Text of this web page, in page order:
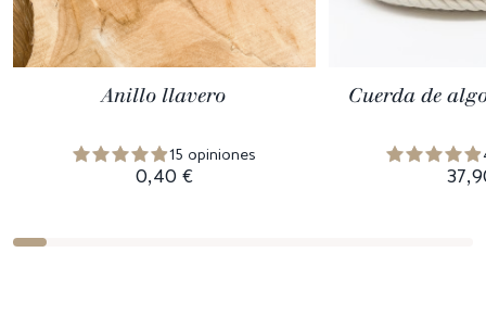
Anillo llavero
15 opiniones
0,40 €
Cuerda de